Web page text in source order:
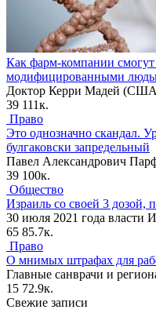
Как фарм-компании смогут
модифицированными
Доктор Керри Мадей
39 111к.
Право
Это однозначно скандал.
булгаковски запредельный
Павел Александрович
39 100к.
Общество
Израиль со своей 3 дозой,
30 июля 2021 года власти
65 85.7к.
Право
О мнимых штрафах для
Главные санврачи и
15 72.9к.
Свежие записи